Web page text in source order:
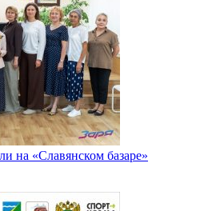
на «Славянском базаре»